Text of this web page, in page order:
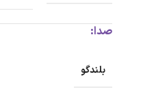
صدا:
بلندگو